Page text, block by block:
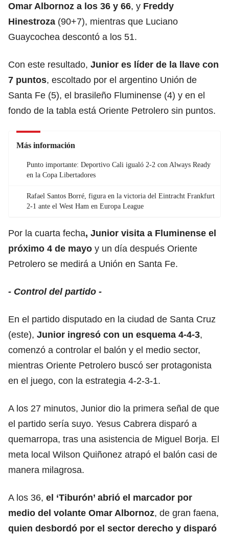
Omar Albornoz a los 36 y 66, y Freddy
Hinestroza (90+7), mientras que Luciano
Guaycochea descontó a los 51.
Con este resultado, Junior es líder de la llave con
7 puntos, escoltado por el argentino Unión de
Santa Fe (5), el brasileño Fluminense (4) y en el
fondo de la tabla está Oriente Petrolero sin puntos.
Más información
Punto importante: Deportivo Cali igualó 2-2 con Always Ready
en la Copa Libertadores
Rafael Santos Borré, figura en la victoria del Eintracht Frankfurt
2-1 ante el West Ham en Europa League
Por la cuarta fecha, Junior visita a Fluminense el
próximo 4 de mayo y un día después Oriente
Petrolero se medirá a Unión en Santa Fe.
- Control del partido -
En el partido disputado en la ciudad de Santa Cruz
(este), Junior ingresó con un esquema 4-4-3,
comenzó a controlar el balón y el medio sector,
mientras Oriente Petrolero buscó ser protagonista
en el juego, con la estrategia 4-2-3-1.
A los 27 minutos, Junior dio la primera señal de que
el partido sería suyo. Yesus Cabrera disparó a
quemarropa, tras una asistencia de Miguel Borja. El
meta local Wilson Quiñonez atrapó el balón casi de
manera milagrosa.
A los 36, el ‘Tiburón’ abrió el marcador por
medio del volante Omar Albornoz, de gran faena,
quien desbordó por el sector derecho y disparó